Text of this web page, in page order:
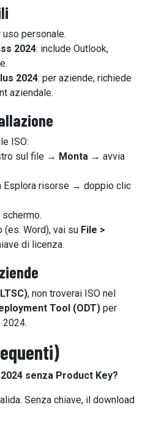
uso personale.
2024: include Outlook,
2024: per aziende, richiede
aziendale.
ISO:
sul file → Monta → avvia
Esplora risorse → doppio clic
(es. Word), vai su File >
di licenza.
, non troverai ISO nel
Tool (ODT) per
senza Product Key?
Senza chiave, il download